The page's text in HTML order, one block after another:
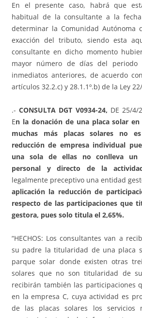
En el presente caso, habrá que
habitual de la consultante a la
determinar la Comunidad Autónoma
exacción del tributo, siendo esta
consultante en dicho momento
mayor número de días del periodo
inmediatos anteriores, de acuerdo
artículos 32.2.c) y 28.1.1º.b) de la Ley
.-CONSULTA DGT V0934-24, DE 25/4/
En la donación de una placa solar
muchas más placas solares no
reducción de empresa individual
una sola de ellas no conlleva un
personal y directo de la
legalmente preceptivo una entidad
aplicación la reducción de
respecto de las participaciones que
gestora, pues solo titula el 2,65%.
“HECHOS: Los consultantes van a
su padre la titularidad de una placa
parque solar donde existen otras
solares que no son titularidad de
recibirán también las participaciones
en la empresa C, cuya actividad es
de las placas solares los servicios